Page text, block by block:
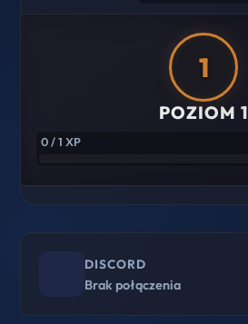
1
POZIOM 1
0 / 1 XP
DISCORD
Brak połączenia